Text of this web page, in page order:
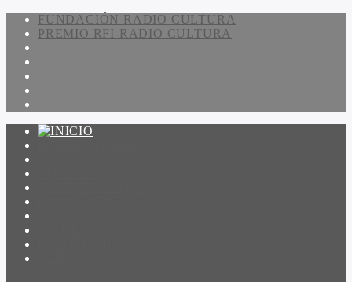
FUNDACIÓN RADIO CULTURA
PREMIO RFI-RADIO CULTURA